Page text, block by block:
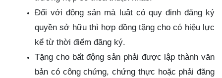
Đối với động sản mà luật có quy định đăng ký
quyền sở hữu thì hợp đồng tặng cho có hiệu lực
kể từ thời điểm đăng ký.
Tặng cho bất động sản phải được lập thành văn
bản có công chứng, chứng thực hoặc phải đăng